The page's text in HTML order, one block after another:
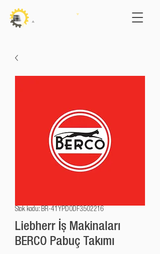
Stok kodu: BR-41YPD0DF3502216
Liebherr İş Makinaları
BERCO Pabuç Takımı